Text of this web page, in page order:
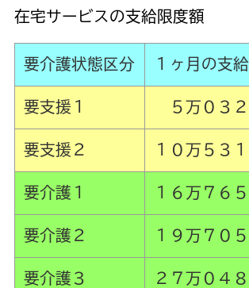
在宅サービスの支給限度額
要介護状態区分 １ヶ月の支
要支援１ ５万０３２
要支援２ １０万５３
要介護１ １６万７６
要介護２ １９万７０
要介護３ ２７万０４